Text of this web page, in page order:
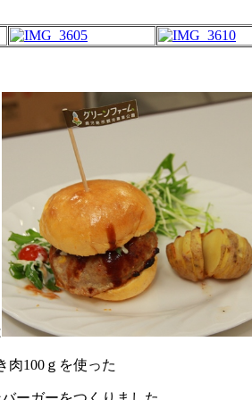
肉100ｇを使った